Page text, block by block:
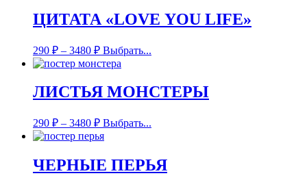
ЦИТАТА «LOVE YOU LIFE»
290 ₽ – 3480 ₽ Выбрать...
ЛИСТЬЯ МОНСТЕРЫ
290 ₽ – 3480 ₽ Выбрать...
ЧЕРНЫЕ ПЕРЬЯ